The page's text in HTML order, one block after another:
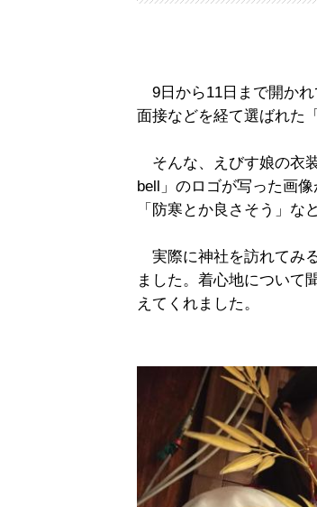
9日から11日まで開か
面接などを経て選ばれた
そんな、えびす娘の衣
bell」のロゴが写った画
「防寒とか良さそう」な
実際に神社を訪れてみ
ました。着心地について
えてくれました。